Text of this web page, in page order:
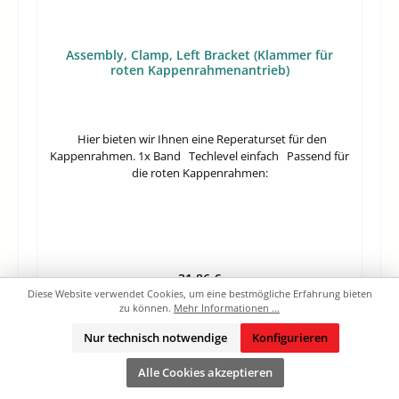
Assembly, Clamp, Left Bracket (Klammer für
roten Kappenrahmenantrieb)
Hier bieten wir Ihnen eine Reperaturset für den
Kappenrahmen. 1x Band Techlevel einfach Passend für
die roten Kappenrahmen:
Regulärer Preis:
31,86 €
Preise exkl. MwSt. zzgl. Versandkosten
In den Warenkorb
Diese Website verwendet Cookies, um eine bestmögliche Erfahrung bieten
zu können. Mehr Informationen ...
Nur technisch notwendige Konfigurieren
Alle Cookies akzeptieren